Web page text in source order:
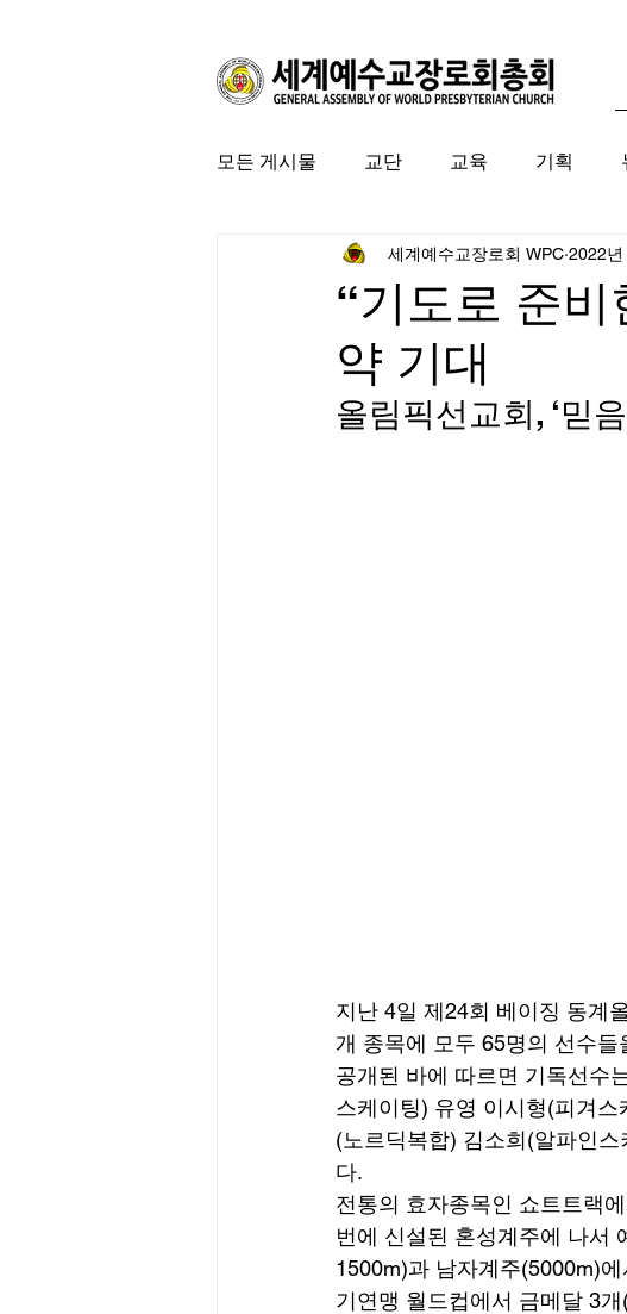
모든 게시물 교단 교육 기획
특집 미국 교계 한
“기도로 준
약 기대
세계예수교장로회 WPC 2022년
올림픽선교회, ‘믿
지난 4일 제24회 베이징 동계
개 종목에 모두 65명의 선수
공개된 바에 따르면 기독선수
스케이팅) 유영 이시형(피겨
(노르딕복합) 김소희(알파인
다.
전통의 효자종목인 쇼트트랙
번에 신설된 혼성계주에 나서
1500m)과 남자계주(5000m)
기연맹 월드컵에서 금메달 3